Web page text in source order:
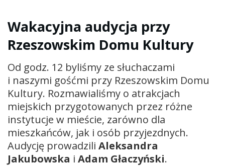
Wakacyjna audycja przy
Rzeszowskim Domu Kultury
Od godz. 12 byliśmy ze słuchaczami
i naszymi gośćmi przy Rzeszowskim Domu
Kultury. Rozmawialiśmy o atrakcjach
miejskich przygotowanych przez różne
instytucje w mieście, zarówno dla
mieszkańców, jak i osób przyjezdnych.
Audycję prowadzili Aleksandra
Jakubowska i Adam Głaczyński.